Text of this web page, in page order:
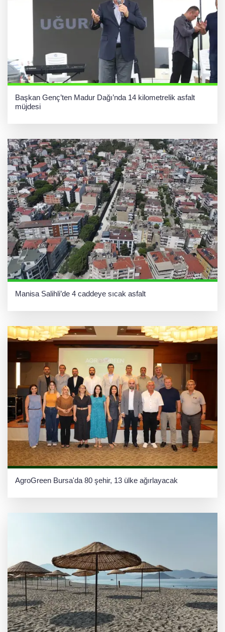
Başkan Genç’ten Madur Dağı’nda 14 kilometrelik asfalt
müjdesi
Manisa Salihli’de 4 caddeye sıcak asfalt
AgroGreen Bursa'da 80 şehir, 13 ülke ağırlayacak